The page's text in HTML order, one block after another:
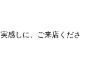
感しに、ご来店くださ